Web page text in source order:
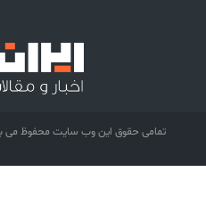
تمامی حقوق این وب سایت محفوظ می